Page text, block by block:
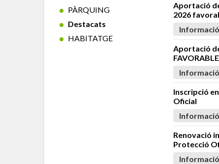
PÀRQUING
Destacats
HABITATGE
Aportació
2026
Informació
Aportació
Informació
Inscripció
Oficial
Informació
Renovació
Protecció
Informació